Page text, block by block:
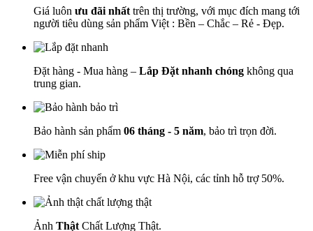
Giá luôn ưu đãi nhất trên thị trường, với mục đích mang tới
người tiêu dùng sản phẩm Việt : Bền – Chắc – Rẻ - Đẹp.
Đặt hàng - Mua hàng – Lắp Đặt nhanh chóng không qua
trung gian.
Bảo hành sản phẩm 06 tháng - 5 năm, bảo trì trọn đời.
Free vận chuyển ở khu vực Hà Nội, các tỉnh hỗ trợ 50%.
Ảnh Thật Chất Lượng Thật.